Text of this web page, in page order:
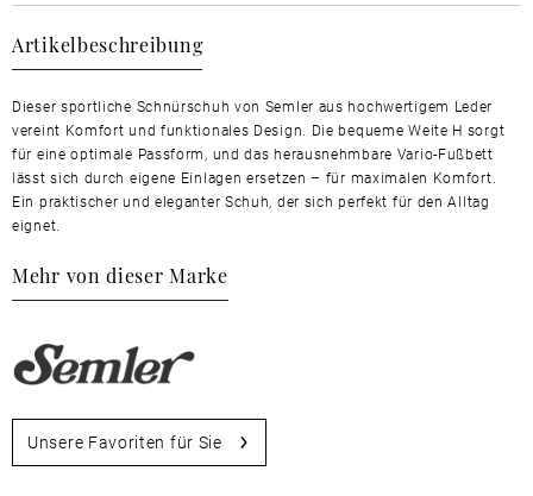
Artikelbeschreibung
Dieser sportliche Schnürschuh von Semler aus hochwertigem Leder
vereint Komfort und funktionales Design. Die bequeme Weite H sorgt
für eine optimale Passform, und das herausnehmbare Vario-Fußbett
lässt sich durch eigene Einlagen ersetzen – für maximalen Komfort.
Ein praktischer und eleganter Schuh, der sich perfekt für den Alltag
eignet.
Mehr von dieser Marke
Unsere Favoriten für Sie